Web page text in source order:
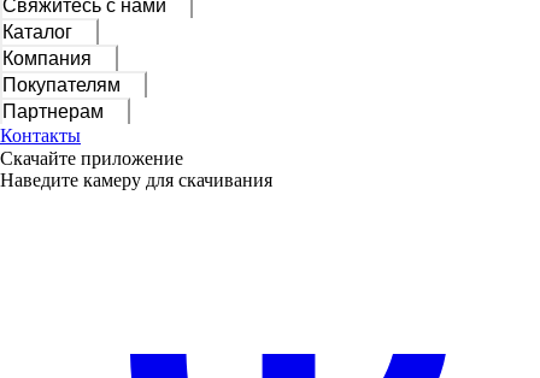
Свяжитесь с нами
Каталог
Компания
Покупателям
Партнерам
Контакты
Скачайте приложение
Наведите камеру для скачивания